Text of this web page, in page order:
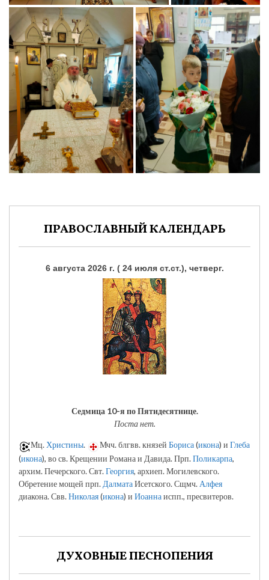
ПРАВОСЛАВНЫЙ КАЛЕНДАРЬ
6 августа 2026 г. ( 24 июля ст.ст.), четверг.
Седмица 10-я по Пятидесятнице.
Поста нет.
Мц. Христины. Мчч. блгвв. князей Бориса(икона) и Глеба
(икона), во св. Крещении Романа и Давида. Прп.Поликарпа,
архим. Печерского. Свт.Георгия, архиеп. Могилевского.
Обретение мощей прп.ДалматаИсетского. Сщмч.Алфея
диакона. Свв.Николая(икона) и Иоаннаиспп., пресвитеров.
ДУХОВНЫЕ ПЕСНОПЕНИЯ